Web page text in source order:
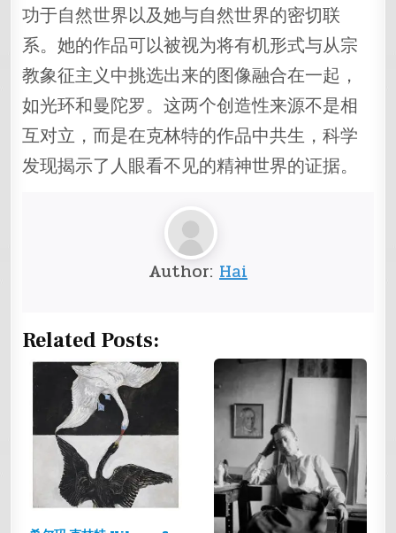
功于自然世界以及她与自然世界的密切联
系。她的作品可以被视为将有机形式与从宗
教象征主义中挑选出来的图像融合在一起，
如光环和曼陀罗。这两个创造性来源不是相
互对立，而是在克林特的作品中共生，科学
发现揭示了人眼看不见的精神世界的证据。
Author: Hai
Related Posts: